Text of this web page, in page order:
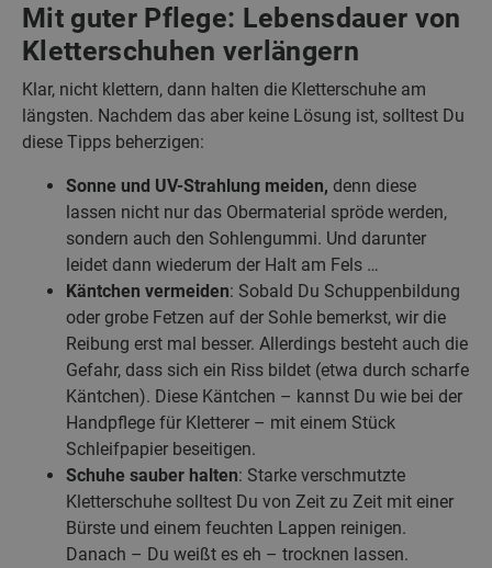
Mit guter Pflege: Lebensdauer von
Kletterschuhen verlängern
Klar, nicht klettern, dann halten die Kletterschuhe am
längsten. Nachdem das aber keine Lösung ist, solltest Du
diese Tipps beherzigen:
Sonne und UV-Strahlung meiden, denn diese
lassen nicht nur das Obermaterial spröde werden,
sondern auch den Sohlengummi. Und darunter
leidet dann wiederum der Halt am Fels …
Käntchen vermeiden: Sobald Du Schuppenbildung
oder grobe Fetzen auf der Sohle bemerkst, wir die
Reibung erst mal besser. Allerdings besteht auch die
Gefahr, dass sich ein Riss bildet (etwa durch scharfe
Käntchen). Diese Käntchen – kannst Du wie bei der
Handpflege für Kletterer – mit einem Stück
Schleifpapier beseitigen.
Schuhe sauber halten: Starke verschmutzte
Kletterschuhe solltest Du von Zeit zu Zeit mit einer
Bürste und einem feuchten Lappen reinigen.
Danach – Du weißt es eh – trocknen lassen.